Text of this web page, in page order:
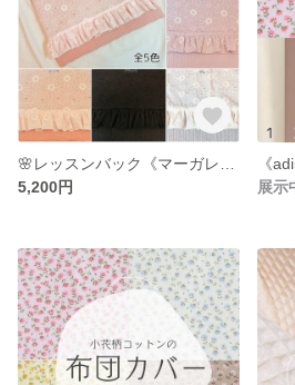
5,200円
展示